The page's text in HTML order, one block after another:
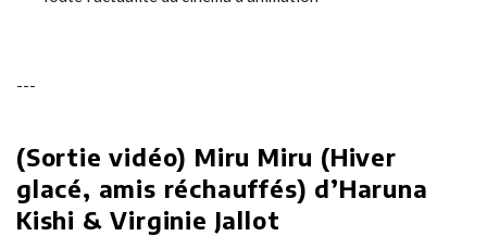
---
(Sortie vidéo) Miru Miru (Hiver
glacé, amis réchauffés) d’Haruna
Kishi & Virginie Jallot